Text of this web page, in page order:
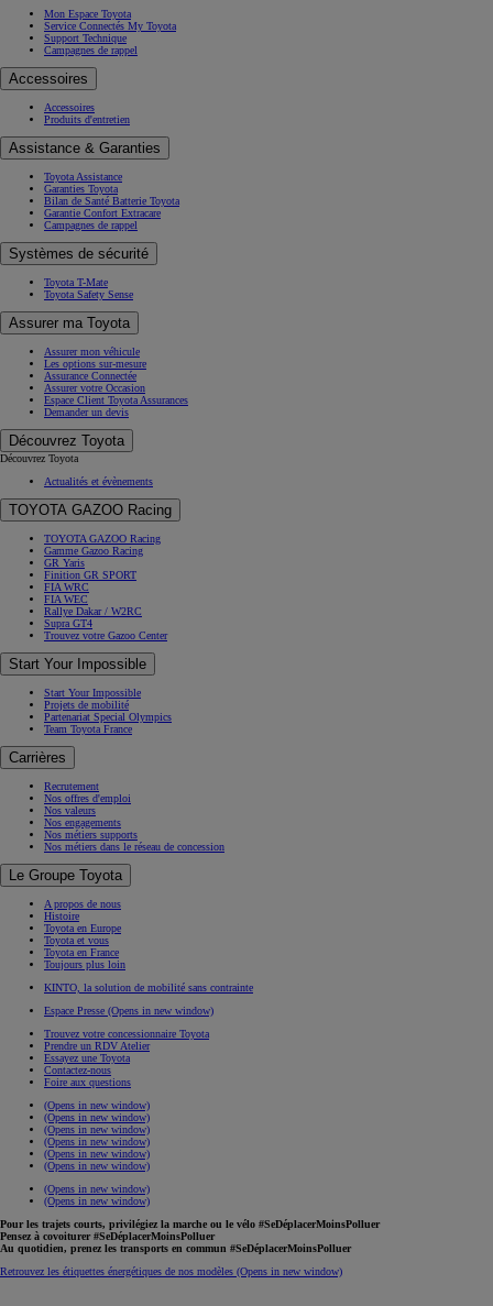
Nos technologies
Toyota Charging
Autonomie et conduite
Tout savoir sur l’électrique
Toyota Professional
Toyota pour les professionnels
Offres Location longue durée
Offres utilitaires
Gamme électrifiée pour les professionnels
Solutions et services
Votre Toyota
Votre Toyota
Toyota Relax
Offres Après-Vente
Entretien & Services
Entretien
Offres du moment
Entretien & Réparation
Pneumatiques
Pièces d'origine
Bris de glace
Carrosserie
Documentation & Support technique
Solution de paiement en x fois
Ma Vie avec Toyota
Mon Espace Toyota
Service Connectés My Toyota
Support Technique
Campagnes de rappel
Accessoires
Accessoires
Produits d'entretien
Assistance & Garanties
Toyota Assistance
Garanties Toyota
Bilan de Santé Batterie Toyota
Garantie Confort Extracare
Campagnes de rappel
Systèmes de sécurité
Toyota T-Mate
Toyota Safety Sense
Assurer ma Toyota
Assurer mon véhicule
Les options sur-mesure
Assurance Connectée
Assurer votre Occasion
Espace Client Toyota Assurances
Demander un devis
Découvrez Toyota
Actualités et évènements
TOYOTA GAZOO Racing
Gamme Gazoo Racing
Finition GR SPORT
FIA WEC
Rallye Dakar / W2RC
Supra GT4
Trouvez votre Gazoo Center
Start Your Impossible
Start Your Impossible
Projets de mobilité
Partenariat Special Olympics
Team Toyota France
Carrières
Recrutement
Nos offres d'emploi
Nos valeurs
Nos métiers supports